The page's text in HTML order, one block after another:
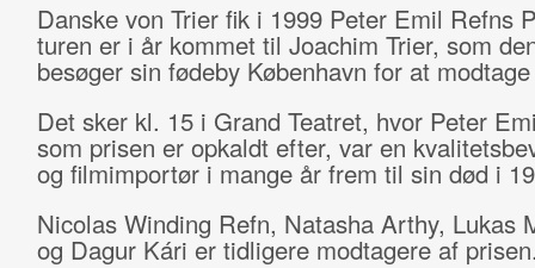
Danske von Trier fik i 1999 Peter Emil Refns
turen er i år kommet til Joachim Trier, som
besøger sin fødeby København for at
Det sker kl. 15 i Grand Teatret, hvor Peter
som prisen er opkaldt efter, var en
og filmimportør i mange år frem til sin død i
Nicolas Winding Refn, Natasha Arthy, Lukas
og Dagur Kári er tidligere modtagere af